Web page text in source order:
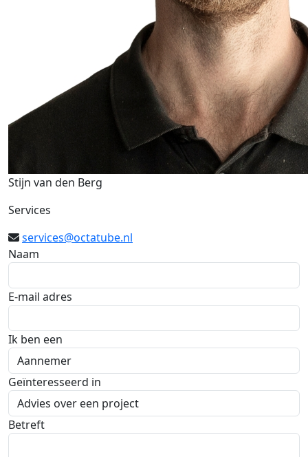
Stijn van den Berg
Services
services@octatube.nl
Naam
E-mail adres
Ik ben een
Geïnteresseerd in
Betreft